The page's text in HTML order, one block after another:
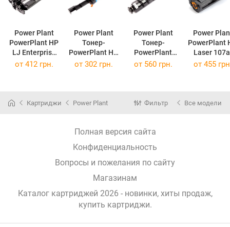
Power Plant
PowerPlant HP
LJ Enterprise
M507n, MFP
PP-CF289X
Power Plant
Тонер-
PowerPlant HP
Neverstop
(PP-103A)
Power Plant
Тонер-
PowerPlant
Canon C-
EXV33
Power
PowerPlant
Laser
MFP 135a
(PP-
от 412 грн. от 302 грн. от 560 грн. от 455
Картриджи Power Plant Фильтр Все модели
Полная версия сайта
Конфиденциальность
Вопросы и пожелания по сайту
Магазинам
Каталог картриджей 2026 - новинки, хиты продаж,
купить картриджи.